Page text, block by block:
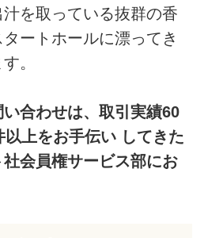
を取っている抜群の香
ートホールに漂ってき
。
合わせは、取引実績60
上をお手伝い してきた
会員権サービス部にお